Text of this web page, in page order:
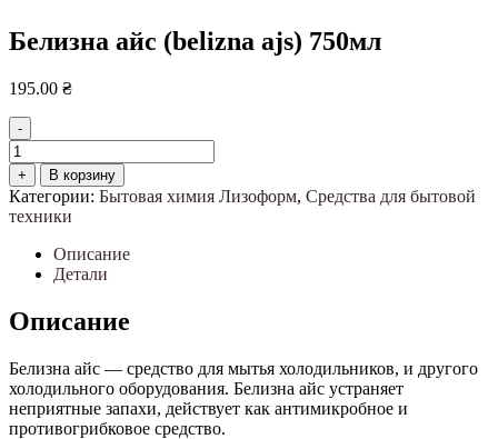
Белизна айс (belizna ajs) 750мл
195.00 ₴
-
Количество
товара
Белизна
айс
(belizna
750мл
+ В корзину
Категории: Бытовая химия Лизоформ, Средства для бытовой
техники
Описание
Детали
Описание
Белизна айс — средство для мытья холодильников, и другого
холодильного оборудования. Белизна айс устраняет
неприятные запахи, действует как антимикробное и
противогрибковое средство.